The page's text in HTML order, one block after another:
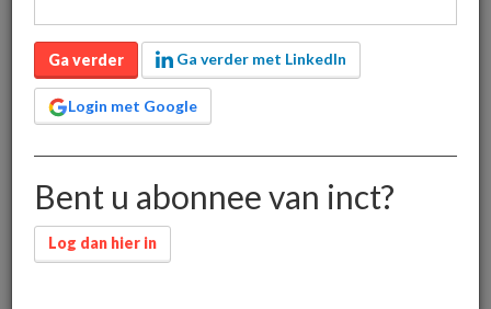
Podcast Monitor: iets
minder luisteraars, meer
betaalde podcasts
Ga verder Ga verder met LinkedIn
Login met Google
Bent u abonnee van inct?
Log dan hier in